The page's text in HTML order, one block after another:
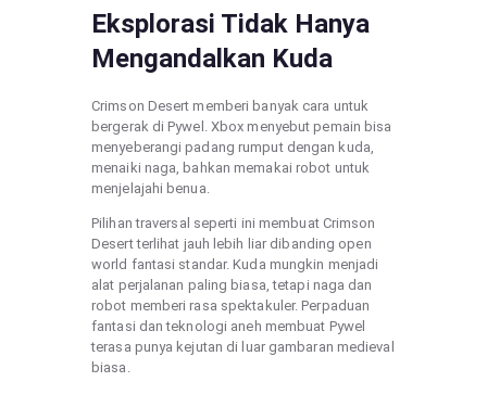
Eksplorasi Tidak Hanya
Mengandalkan Kuda
Crimson Desert memberi banyak cara untuk
bergerak di Pywel. Xbox menyebut pemain bisa
menyeberangi padang rumput dengan kuda,
menaiki naga, bahkan memakai robot untuk
menjelajahi benua.
Pilihan traversal seperti ini membuat Crimson
Desert terlihat jauh lebih liar dibanding open
world fantasi standar. Kuda mungkin menjadi
alat perjalanan paling biasa, tetapi naga dan
robot memberi rasa spektakuler. Perpaduan
fantasi dan teknologi aneh membuat Pywel
terasa punya kejutan di luar gambaran medieval
biasa.